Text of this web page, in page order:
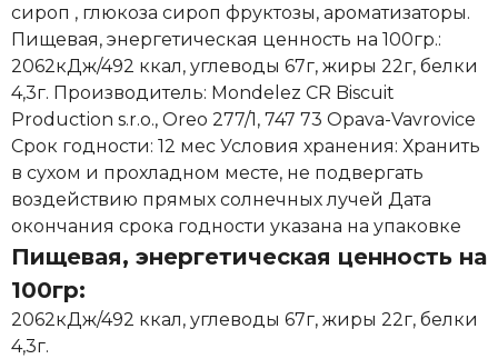
сироп , глюкоза сироп фруктозы, ароматизаторы.
Пищевая, энергетическая ценность на 100гр.:
2062кДж/492 ккал, углеводы 67г, жиры 22г, белки
4,3г. Производитель: Mondelez CR Biscuit
Production s.r.o., Oreo 277/1, 747 73 Opava-Vavrovice
Срок годности: 12 мес Условия хранения: Хранить
в сухом и прохладном месте, не подвергать
воздействию прямых солнечных лучей Дата
окончания срока годности указана на упаковке
Пищевая, энергетическая ценность на
100гр:
2062кДж/492 ккал, углеводы 67г, жиры 22г, белки
4,3г.